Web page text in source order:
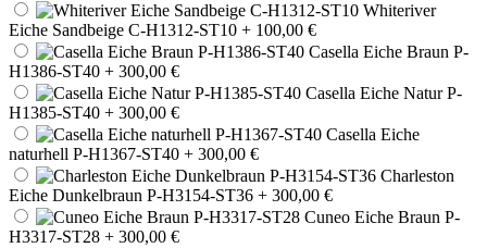
Whiteriver
Eiche Sandbeige C-H1312-ST10 + 100,00 €
Casella Eiche Braun P-
H1386-ST40 + 300,00 €
Casella Eiche Natur P-
H1385-ST40 + 300,00 €
Casella Eiche
naturhell P-H1367-ST40 + 300,00 €
Charleston
Eiche Dunkelbraun P-H3154-ST36 + 300,00 €
Cuneo Eiche Braun P-
H3317-ST28 + 300,00 €